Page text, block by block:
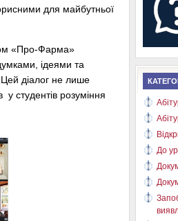
для майбутньої
«Про-Фарма»
ідеями та
діалог не лише
студентів розуміння
До